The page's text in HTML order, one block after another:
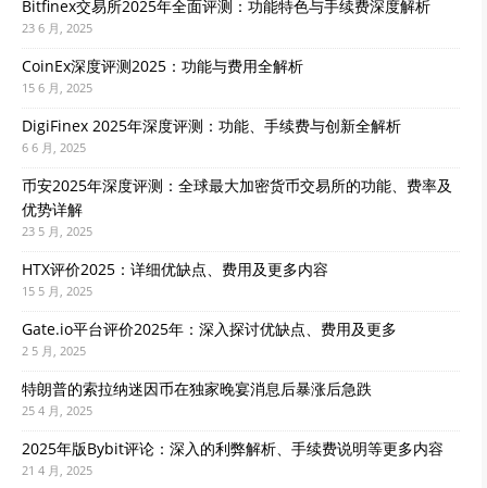
Bitfinex交易所2025年全面评测：功能特色与手续费深度解析
23 6 月, 2025
CoinEx深度评测2025：功能与费用全解析
15 6 月, 2025
DigiFinex 2025年深度评测：功能、手续费与创新全解析
6 6 月, 2025
币安2025年深度评测：全球最大加密货币交易所的功能、费率及
优势详解
23 5 月, 2025
HTX评价2025：详细优缺点、费用及更多内容
15 5 月, 2025
Gate.io平台评价2025年：深入探讨优缺点、费用及更多
2 5 月, 2025
特朗普的索拉纳迷因币在独家晚宴消息后暴涨后急跌
25 4 月, 2025
2025年版Bybit评论：深入的利弊解析、手续费说明等更多内容
21 4 月, 2025